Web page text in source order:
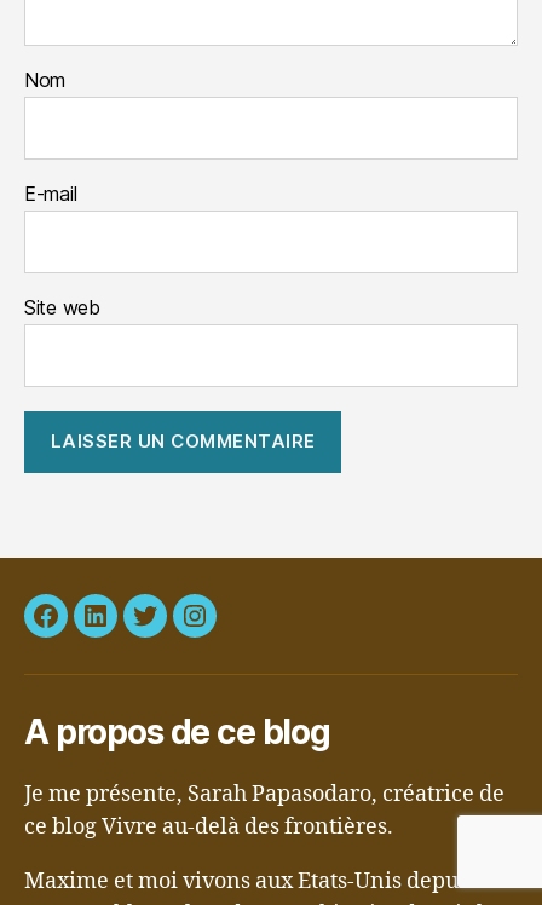
Nom
E-mail
Site web
Facebook
LinkedInTwitterInstagram
A propos de ce blog
Je me présente, Sarah Papasodaro, créatrice de
ce blog Vivre au-delà des frontières.
Maxime et moi vivons aux Etats-Unis depuis